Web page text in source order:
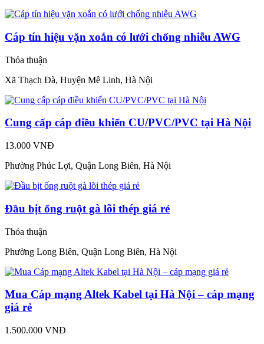
Cáp tín hiệu vặn xoắn có lưới chống nhiễu AWG
Thỏa thuận
Xã Thạch Đà, Huyện Mê Linh, Hà Nội
Cung cấp cáp điều khiển CU/PVC/PVC tại Hà Nội
13.000 VNĐ
Phường Phúc Lợi, Quận Long Biên, Hà Nội
Đầu bịt ống ruột gà lõi thép giá rẻ
Thỏa thuận
Phường Long Biên, Quận Long Biên, Hà Nội
Mua Cáp mạng Altek Kabel tại Hà Nội – cáp mạng
giá rẻ
1.500.000 VNĐ